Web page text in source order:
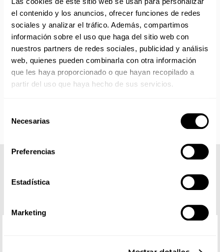
el contenido y los anuncios, ofrecer funciones de redes
sociales y analizar el tráfico. Además, compartimos
información sobre el uso que haga del sitio web con
nuestros partners de redes sociales, publicidad y análisis
web, quienes pueden combinarla con otra información
que les haya proporcionado o que hayan recopilado a
partir del uso que haya hecho de sus servicios.
Necesarias
Preferencias
Estadística
Marketing
con disponibilidad 24/48 horas.
Si adquieres productos con distinto plazo de entrega, el
pedido se envía cuando está completo.
Los productos sin disponibilidad 24 horas serán servidos a
IMPORTANTE PERSONALIZACIONES
bordados y estampados está cerrado en agosto. Se
reanudan las personalizaciones por orden de compra a
COMPLETA TU LOOK